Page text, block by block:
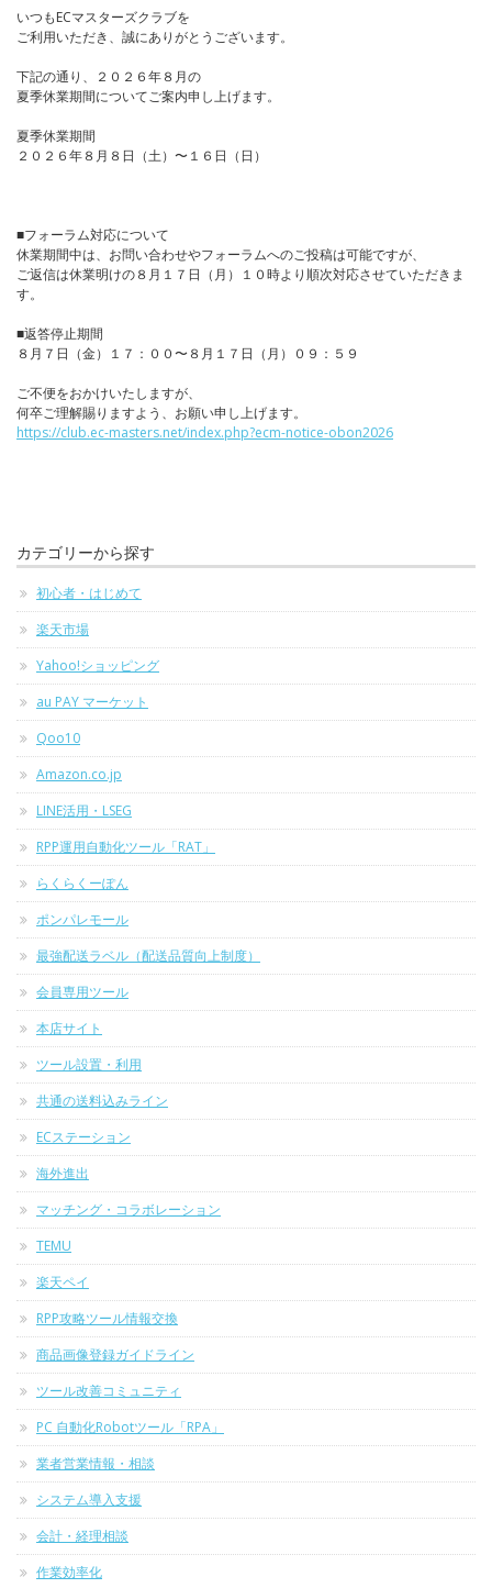
いつもECマスターズクラブを
ご利用いただき、誠にありがとうございます。
下記の通り、２０２６年８月の
夏季休業期間についてご案内申し上げます。
夏季休業期間
２０２６年８月８日（土）〜１６日（日）
■フォーラム対応について
休業期間中は、お問い合わせやフォーラムへのご投稿は可能ですが、
ご返信は休業明けの８月１７日（月）１０時より順次対応させていただきま
す。
■返答停止期間
８月７日（金）１７：００〜８月１７日（月）０９：５９
ご不便をおかけいたしますが、
何卒ご理解賜りますよう、お願い申し上げます。
https://club.ec-masters.net/index.php?ecm-notice-obon2026
カテゴリーから探す
初心者・はじめて
楽天市場
Yahoo!ショッピング
au PAY マーケット
Qoo10
Amazon.co.jp
LINE活用・LSEG
RPP運用自動化ツール「RAT」
らくらくーぽん
ポンパレモール
最強配送ラベル（配送品質向上制度）
会員専用ツール
本店サイト
ツール設置・利用
共通の送料込みライン
ECステーション
海外進出
マッチング・コラボレーション
TEMU
楽天ペイ
RPP攻略ツール情報交換
商品画像登録ガイドライン
ツール改善コミュニティ
PC 自動化Robotツール「RPA」
業者営業情報・相談
システム導入支援
会計・経理相談
作業効率化